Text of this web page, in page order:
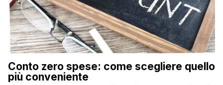
Conto zero spese: come scegliere quello
più conveniente